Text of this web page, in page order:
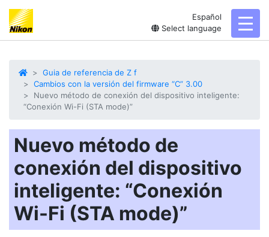
Español
Select language
Guia de referencia de Z f
Cambios con la versión del firmware “C” 3.00
Nuevo método de conexión del dispositivo inteligente:
“Conexión Wi-Fi (STA mode)”
Nuevo método de
conexión del dispositivo
inteligente: “Conexión
Wi-Fi (STA mode)”